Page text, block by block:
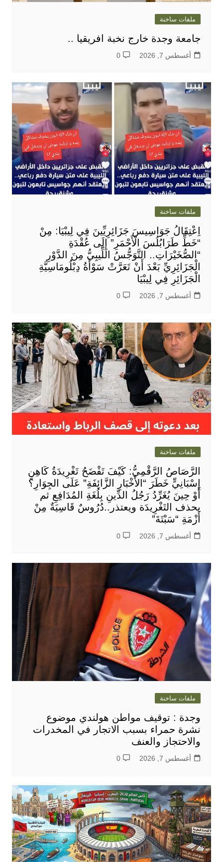
ملفات ساخنة
جامعة وجدة خارج نخبة افريقيا ..
أغسطس 7, 2026 0
ملفات ساخنة
اِعْتِقَالُ جَوَاسِيسَ جَزَائِرِيِّينَ فِي لِيبْيَا: مِنْ
“خَطِّ طَرَابُلُسَ الْأَحْمَرِ” إِلَى عُقْدَةِ
“الصُّخَيْرَاتِ.. التَّوَجُّسُ اللِّيبِيُّ مِنَ الدَّوْرِ
الْجَزَائِرِيِّ بَعْدَ أَنْ تَعَرَّتْ سَوْأَةُ دِبْلُومَاسِيَّةِ
الْجَزَائِرِ فِي لِيبْيَا
أغسطس 7, 2026 0
ملفات ساخنة
الرَّصَاصُ الرَّقْمِيُّ: كَيْفَ تَفْضَحُ تَغْرِيدَةُ كَاهِنٍ
إِسْبَانِيٍّ خَطَرَ “الأَخْبَارِ الزَّائِفَةِ” عَلَى الجِوَارِ؟
أَوْ حِينَ يُغَرِّدُ رَجُلُ الدِّينِ بِلُغَةِ المُدَافِعِ ثم
يحذف التَغْرِيدَة ويعتذر..دُرُوسٌ قَاسِيَةٌ مِنْ
أَزْمَةِ “سَبْتَةَ”
أغسطس 7, 2026 0
ملفات ساخنة
وجدة : توقيف مواطن هولندي موضوع
نشرة حمراء بسبب الاتجار في المخدرات
والاحتجاز والعنف
أغسطس 7, 2026 0